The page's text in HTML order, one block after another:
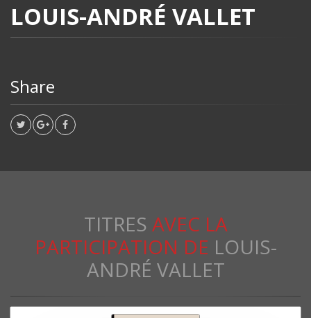
LOUIS-ANDRÉ VALLET
Share
TITRES AVEC LA
PARTICIPATION DE LOUIS-
ANDRÉ VALLET